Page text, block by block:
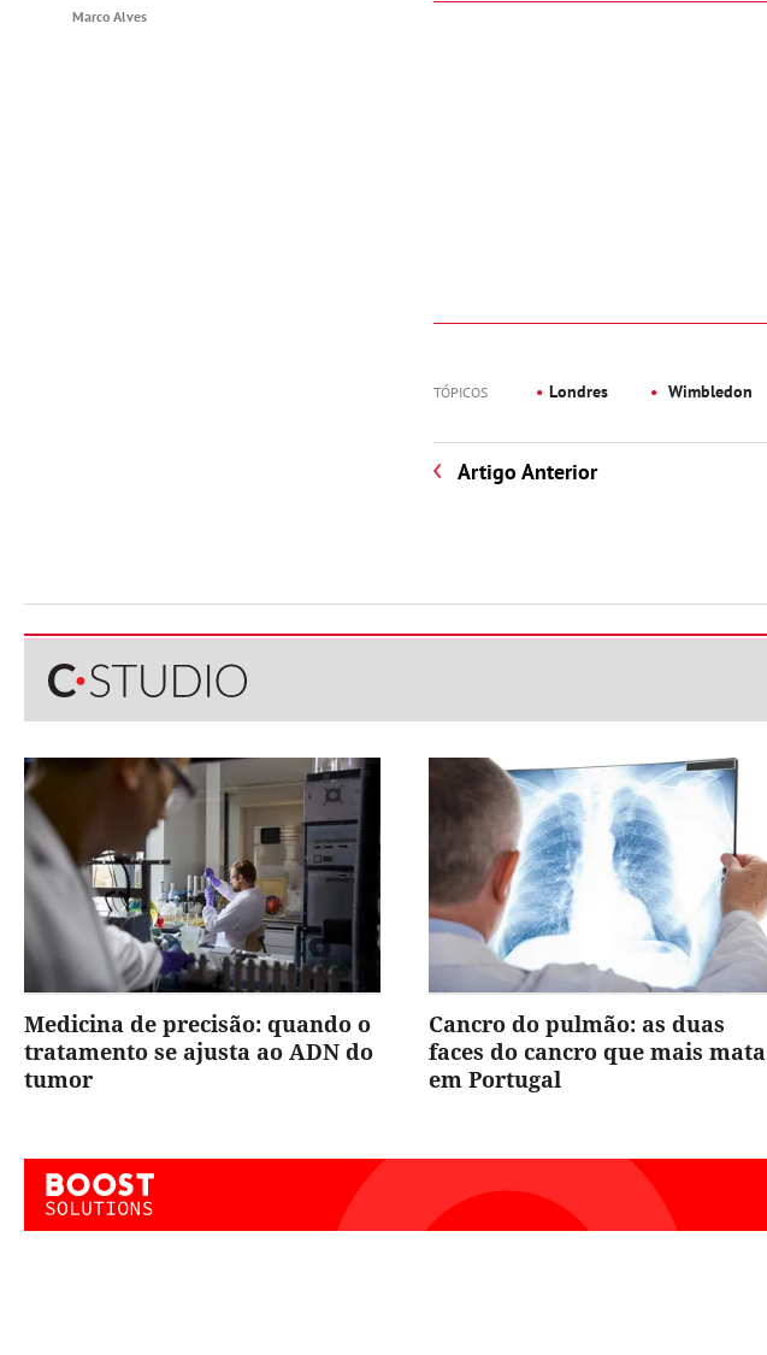
Marco Alves
TÓPICOS Londres Wimbledon
Artigo Anterior
Medicina de precisão: quando o
tratamento se ajusta ao ADN do
tumor
Cancro do pulmão: as duas
faces do cancro que mais mata
em Portugal